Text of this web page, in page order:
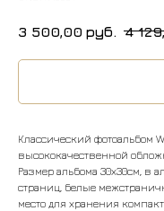
3 500,00 руб. 4
Классический фотоальбом
высококачественной
Размер альбома 30х30см, в
страниц, белые
место для хранения